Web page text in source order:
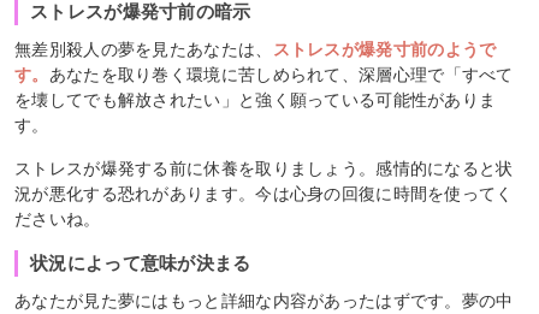
ストレスが爆発寸前の暗示
無差別殺人の夢を見たあなたは、
ストレスが爆発寸前のようで
す。 あなたを取り巻く環境に苦しめられて、深層心理で「すべて
を壊してでも解放されたい」と強く願っている可能性がありま
す。
ストレスが爆発する前に休養を取りましょう。感情的になると状
況が悪化する恐れがあります。今は心身の回復に時間を使ってく
ださいね。
状況によって意味が決まる
あなたが見た夢にはもっと詳細な内容があったはずです。夢の中